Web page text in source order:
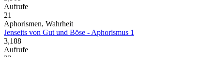
Aufrufe
21
Aphorismen, Wahrheit
Jenseits von Gut und Böse - Aphorismus 1
3,188
Aufrufe